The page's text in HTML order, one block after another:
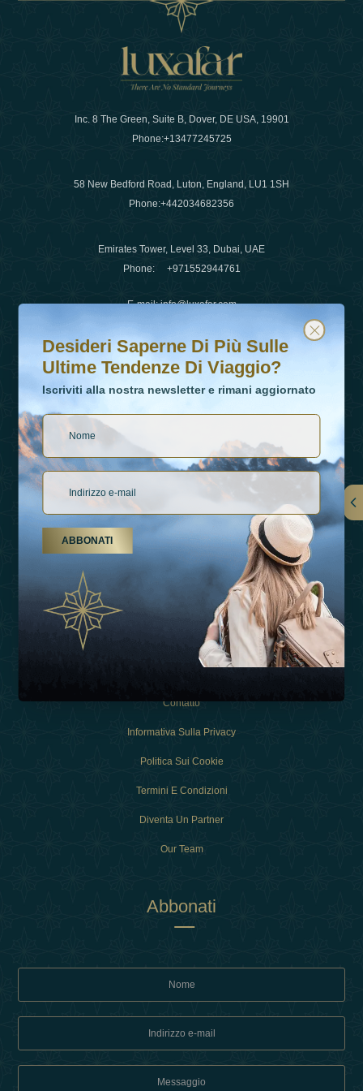
Inc. 8 The Green, Suite B, Dover, DE USA, 19901
Phone:+13477245725
58 New Bedford Road, Luton, England, LU1 1SH
Phone:+442034682356
Emirates Tower, Level 33, Dubai, UAE
Phone: +971552944761
E-mail:info@luxafar.com
WhatsApp No
+442034682356
Collegamenti
Esperienza
Contatto
Informativa Sulla Privacy
Politica Sui Cookie
Termini E Condizioni
Diventa Un Partner
Our Team
Abbonati
Desideri saperne di più sulle ultime tendenze di viaggio?
Iscriviti alla nostra newsletter e rimani aggiornato
Desideri Saperne Di Più Sulle
Ultime Tendenze Di Viaggio?
Iscriviti alla nostra newsletter e rimani aggiornato
ABBONATI